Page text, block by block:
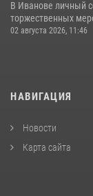
В Иванове личный
торжественных
02 августа 2026, 11:46
НАВИГАЦИЯ
Новости
Карта сайта